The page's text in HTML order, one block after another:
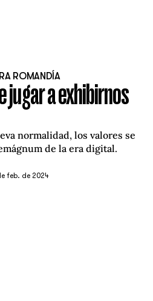
ROMANDÍA
jugar a exhibirnos
normalidad, los valores se
de la era digital.
feb. de 2024